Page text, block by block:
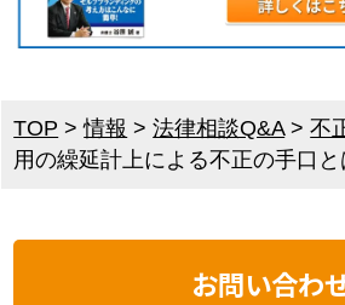
TOP >情報 >法律相談Q&A>不
用の繰延計上による不正の手口と
お問い合わ